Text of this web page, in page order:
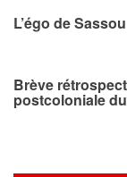
L’égo de
Brève
postcoloniale